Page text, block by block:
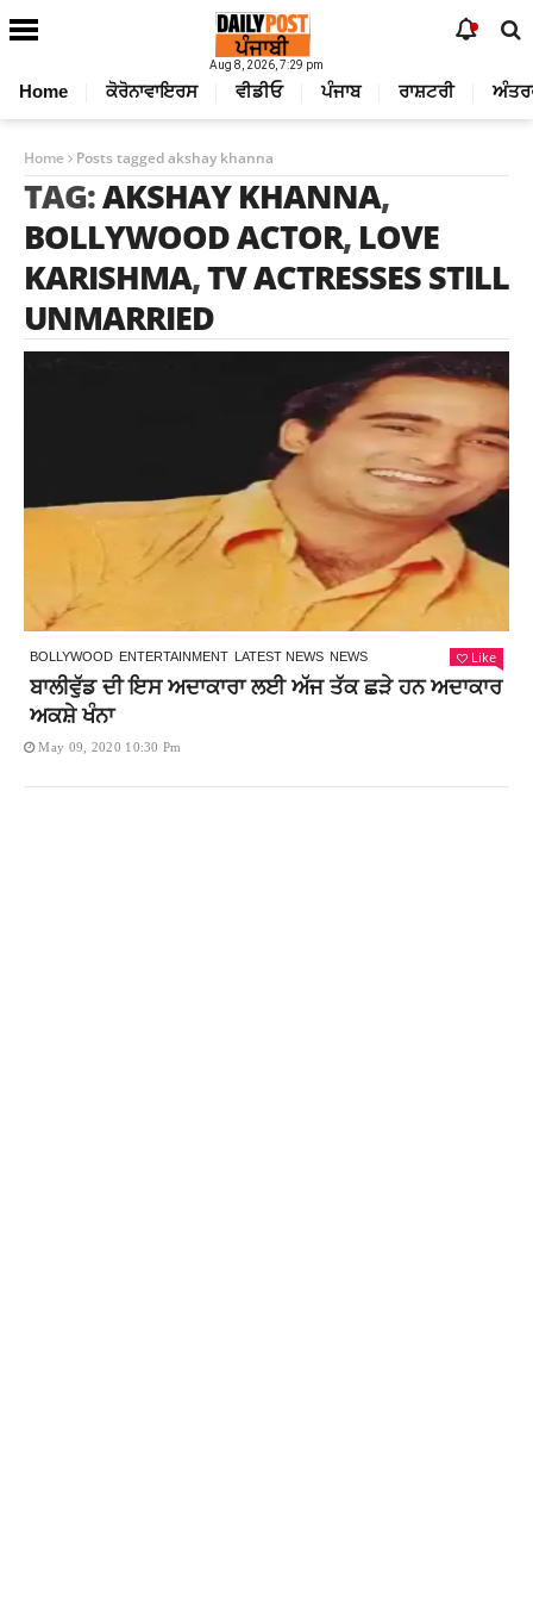
Aug 8, 2026, 7:29 pm
Home ਕੋਰੋਨਾਵਾਇਰਸ ਵੀਡੀਓ ਪੰਜਾਬ ਰਾਸ਼ਟਰੀ
Home Posts tagged akshay khanna
TAG:AKSHAY KHANNA,
BOLLYWOOD ACTOR, LOVE
KARISHMA,TV ACTRESSES STILL
UNMARRIED
BOLLYWOOD ENTERTAINMENT LATEST NEWS NEWS Like
ਬਾਲੀਵੁੱਡ ਦੀ ਇਸ ਅਦਾਕਾਰਾ ਲਈ ਅੱਜ ਤੱਕ ਛੜੇ ਹਨ ਅਦਾਕਾਰ
ਅਕਸ਼ੇ ਖੰਨਾ
May 09, 2020 10:30 Pm